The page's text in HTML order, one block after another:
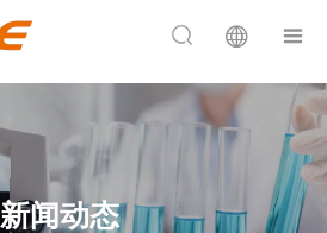
 
新闻动态